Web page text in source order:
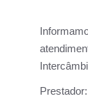
Prestador: